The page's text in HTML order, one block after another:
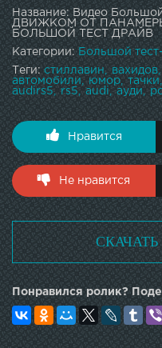
Название: Видео
ДВИЖКОМ ОТ
БОЛЬШОЙ ТЕСТ ДРАЙВ
Категории:Большой
Теги:стиллавин вахидов
автомобили
юмор тачки
audirs5
rs5 audi ауди
Нравится
Не нравится
Понравился ролик?